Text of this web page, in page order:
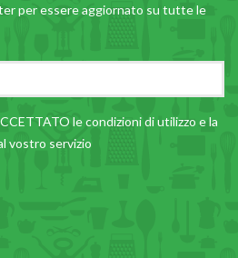
per essere aggiornato su tutte le
lecondizioni di utilizzo e la
vostro servizio